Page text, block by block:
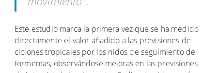
Este estudio marca la primera vez que se ha medido
directamente el valor añadido a las previsiones de
ciclones tropicales por los nidos de seguimiento de
tormentas, observándose mejoras en las previsiones